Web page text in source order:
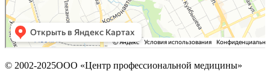
© 2002-2025ООО «Центр профессиональной медицины»